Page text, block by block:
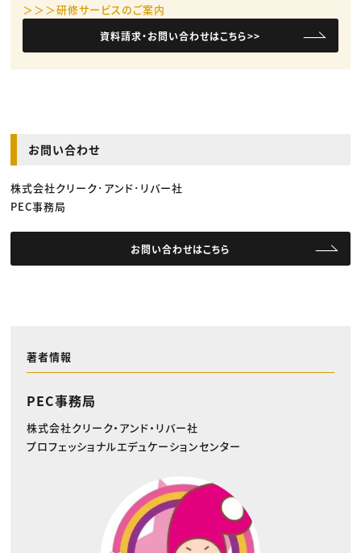
＞＞＞研修サービスのご案内
資料請求・お問い合わせはこちら>>
お問い合わせ
株式会社クリーク･アンド･リバー社
PEC事務局
お問い合わせはこちら
著者情報
PEC事務局
株式会社クリーク・アンド・リバー社
プロフェッショナルエデュケーションセンター